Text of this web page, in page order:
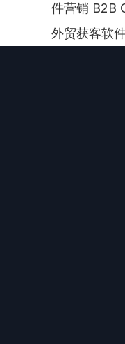
件营销 B2B
外贸获客软